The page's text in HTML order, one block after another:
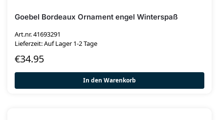
Goebel Bordeaux Ornament engel Winterspaß
Art.nr. 41693291
Lieferzeit: Auf Lager 1-2 Tage
€34.95
In den Warenkorb